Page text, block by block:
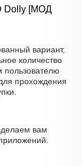
Dolly [МОД
вариант,
количество
прохождения
вам